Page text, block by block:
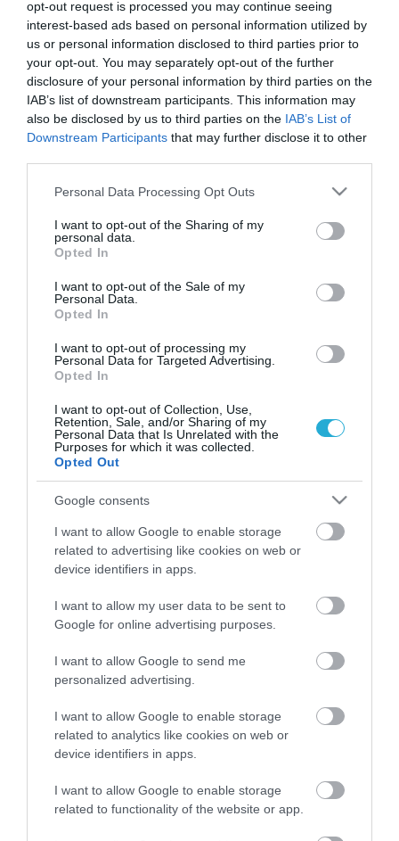
opt-out request is processed you may continue seeing
interest-based ads based on personal information utilized by
us or personal information disclosed to third parties prior to
your opt-out. You may separately opt-out of the further
disclosure of your personal information by third parties on the
IAB’s list of downstream participants. This information may
also be disclosed by us to third parties on the IAB’s List of
Downstream Participants that may further disclose it to other
Please note that this website/app uses one or more Google
not limited to your visit or usage behaviour. You may click to
grant or deny consent to Google and its third-party tags to
use your data for below specified purposes in below Google
consent section.
Personal Data Processing Opt Outs
I want to opt-out of the Sharing of my
personal data.
Opted In
I want to opt-out of the Sale of my
Personal Data.
Opted In
I want to opt-out of processing my
Personal Data for Targeted Advertising.
Opted In
I want to opt-out of Collection, Use,
Retention, Sale, and/or Sharing of my
Personal Data that Is Unrelated with the
Purposes for which it was collected.
Opted Out
Google consents
I want to allow Google to enable storage
related to advertising like cookies on web or
device identifiers in apps.
I want to allow my user data to be sent to
Google for online advertising purposes.
I want to allow Google to send me
personalized advertising.
I want to allow Google to enable storage
related to analytics like cookies on web or
device identifiers in apps.
I want to allow Google to enable storage
related to functionality of the website or app.
Κυριακίδου μετά τη συνάντηση που είχε με
τον υπουργό Γεωργίας της Τσεχίας, Ζντένεκ
Νέκουλα, στην Πράγα (στη φωτογραφία του
Reuters/Valentyn Ogirenko, επάνω,
θεριζοαλωνιστική μηχανή φορτώνει με
Ωστόσο «σχεδιάζουμε βραχυπρόθεσμα και
μακροπρόθεσμα μέτρα που θα λάβουμε για
τον μετριασμό των επιπτώσεων αυτών, τη
διαφύλαξη της επισιτιστικής ασφάλειας και
την ενίσχυση της ανθεκτικότητας των
συστημάτων τροφίμων μας» προσέθεσε.
Παράλληλα, επισκέφθηκε κέντρο
υποστήριξης προσφύγων από την Ουκρανία.
«Η συνεργασία με πνεύμα πρωτοφανούς
αλληλεγγύης κατά τη διάρκεια της κρίσης
του κοροναϊού μας έκανε πιο δυνατούς. Το
πνεύμα αυτό θα μας καθοδηγήσει και πάλι
κατά τη διάρκεια της παρούσας κρίσης, την
οποία είμαι βέβαιη ότι θα ξεπεράσουμε
μαζί» ανέφερε η κ. Κυριακίδου.
αντιπρόεδρο της κυβέρνησης και υπουργό
Υγείας Βλαστίμιλ Βάλεκ σημείωσε τις
προσπάθειες που γίνονται για τη